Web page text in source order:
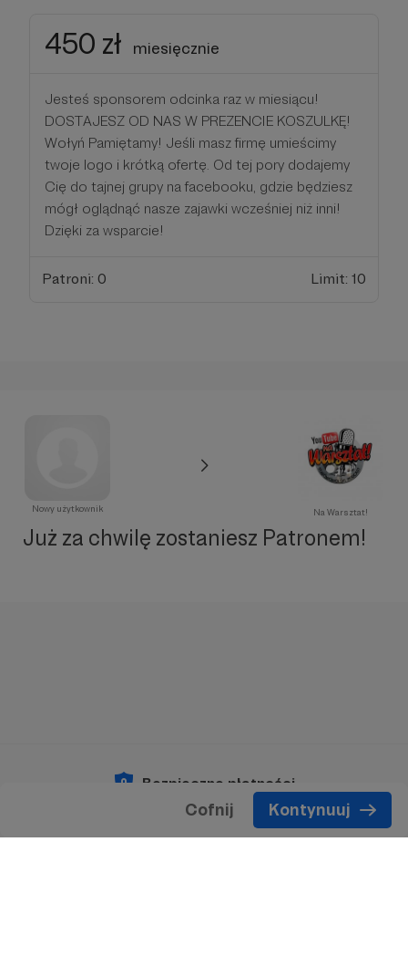
450 zł miesięcznie
Jesteś sponsorem odcinka raz w miesiącu!
DOSTAJESZ OD NAS W PREZENCIE KOSZULKĘ!
Wołyń Pamiętamy! Jeśli masz firmę umieścimy
twoje logo i krótką ofertę. Od tej pory dodajemy
Cię do tajnej grupy na facebooku, gdzie będziesz
mógł oglądnąć nasze zajawki wcześniej niż inni!
Dzięki za wsparcie!
Patroni: 0 Limit: 10
Cofnij Kontynuuj
Nowy użytkownik Na Warsztat!
Już za chwilę zostaniesz Patronem!
Bezpieczne płatności